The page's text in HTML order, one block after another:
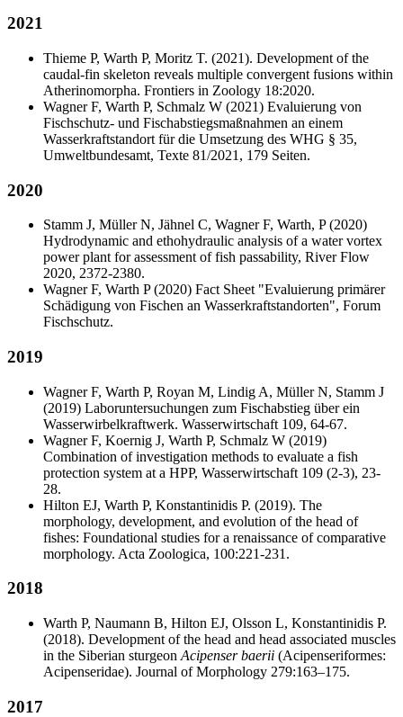
2021
Thieme P, Warth P, Moritz T. (2021). Development of the
caudal-fin skeleton reveals multiple convergent fusions within
Atherinomorpha. Frontiers in Zoology 18:2020.
Wagner F, Warth P, Schmalz W (2021) Evaluierung von
Fischschutz- und Fischabstiegsmaßnahmen an einem
Wasserkraftstandort für die Umsetzung des WHG § 35,
Umweltbundesamt, Texte 81/2021, 179 Seiten.
2020
Stamm J, Müller N, Jähnel C, Wagner F, Warth, P (2020)
Hydrodynamic and ethohydraulic analysis of a water vortex
power plant for assessment of fish passability, River Flow
2020, 2372-2380.
Wagner F, Warth P (2020) Fact Sheet "Evaluierung primärer
Schädigung von Fischen an Wasserkraftstandorten", Forum
Fischschutz.
2019
Wagner F, Warth P, Royan M, Lindig A, Müller N, Stamm J
(2019) Laboruntersuchungen zum Fischabstieg über ein
Wasserwirbelkraftwerk. Wasserwirtschaft 109, 64-67.
Wagner F, Koernig J, Warth P, Schmalz W (2019)
Combination of investigation methods to evaluate a fish
protection system at a HPP, Wasserwirtschaft 109 (2-3), 23-
28.
Hilton EJ, Warth P, Konstantinidis P. (2019). The
morphology, development, and evolution of the head of
fishes: Foundational studies for a renaissance of comparative
morphology. Acta Zoologica, 100:221­‐231.
2018
Warth P, Naumann B, Hilton EJ, Olsson L, Konstantinidis P.
(2018). Development of the head and head associated muscles
in the Siberian sturgeon Acipenser baerii (Acipenseriformes:
Acipenseridae). Journal of Morphology 279:163–175.
2017